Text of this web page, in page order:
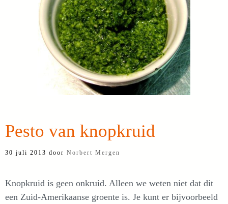
Pesto van knopkruid
30 juli 2013 door Norbert Mergen
Knopkruid is geen onkruid. Alleen we weten niet dat dit
een Zuid-Amerikaanse groente is. Je kunt er bijvoorbeeld